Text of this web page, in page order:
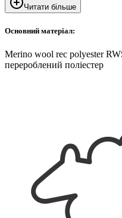
Читати більше
Основний матеріал:
Merino wool rec polyester
перероблений поліестер